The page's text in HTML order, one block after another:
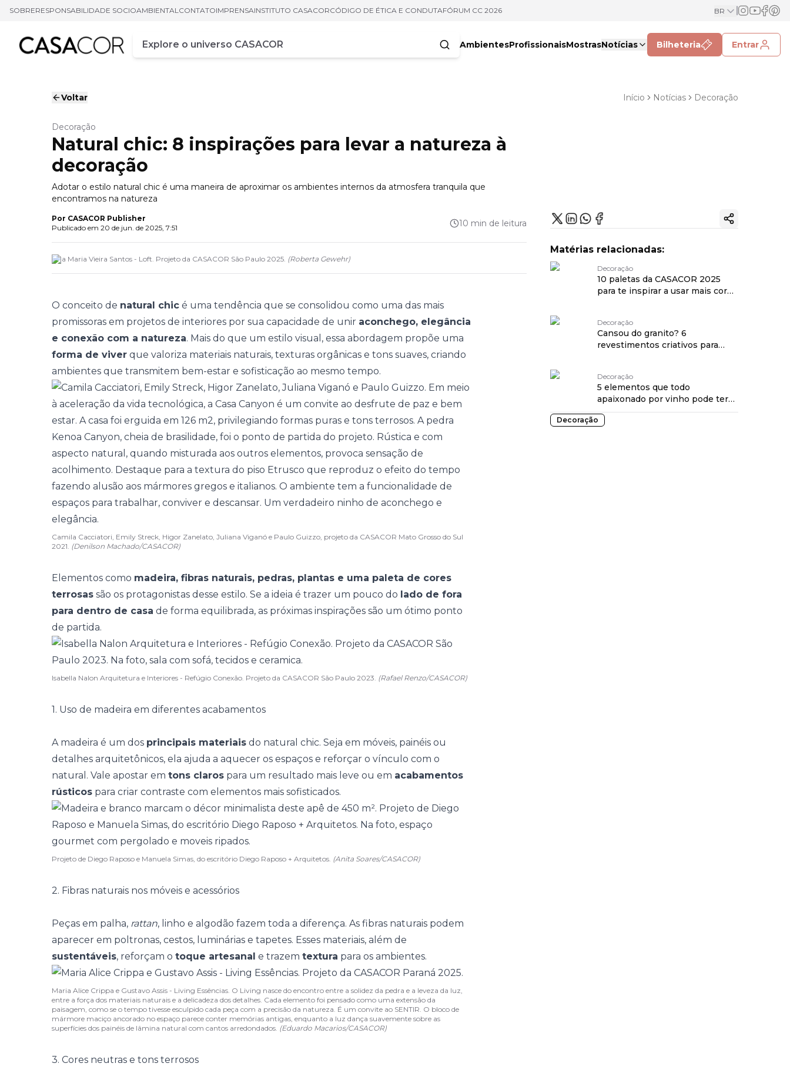
SOBRERESPONSABILIDADE SOCIOAMBIENTALCONTATOIMPRENSAINSTITUTO CASACORCÓDIGO DE ÉTICA E CONDUTAFÓRUM CC 2026 BR
Campo de busca
Digite pelo menos três caracteres
AmbientesProfissionaisMostrasNotícias Bilheteria Entrar
Voltar Início Notícias Decoração
Decoração
Natural chic: 8 inspirações para levar a natureza à
decoração
Adotar o estilo natural chic é uma maneira de aproximar os ambientes internos da atmosfera tranquila que
encontramos na natureza
Por CASACOR Publisher
Publicado em 20 de jun. de 2025, 7:51 10 min de leitura
Ana Maria Vieira Santos - Loft. Projeto da CASACOR São Paulo 2025. (Roberta Gewehr)
O conceito de natural chic é uma tendência que se consolidou como uma das mais
promissoras em projetos de interiores por sua capacidade de unir aconchego, elegância
e conexão com a natureza. Mais do que um estilo visual, essa abordagem propõe uma
forma de viver que valoriza materiais naturais, texturas orgânicas e tons suaves, criando
ambientes que transmitem bem-estar e sofisticação ao mesmo tempo.
Camila Cacciatori, Emily Streck, Higor Zanelato, Juliana Viganó e Paulo Guizzo, projeto da CASACOR Mato Grosso do Sul
2021. (Denilson Machado/CASACOR)
Elementos como madeira, fibras naturais, pedras, plantas e uma paleta de cores
terrosas são os protagonistas desse estilo. Se a ideia é trazer um pouco do lado de fora
para dentro de casa de forma equilibrada, as próximas inspirações são um ótimo ponto
de partida.
Isabella Nalon Arquitetura e Interiores - Refúgio Conexão. Projeto da CASACOR São Paulo 2023. (Rafael Renzo/CASACOR)
1. Uso de madeira em diferentes acabamentos
A madeira é um dos principais materiais do natural chic. Seja em móveis, painéis ou
detalhes arquitetônicos, ela ajuda a aquecer os espaços e reforçar o vínculo com o
natural. Vale apostar em tons claros para um resultado mais leve ou em acabamentos
rústicos para criar contraste com elementos mais sofisticados.
Projeto de Diego Raposo e Manuela Simas, do escritório Diego Raposo + Arquitetos. (Anita Soares/CASACOR)
2. Fibras naturais nos móveis e acessórios
Peças em palha, rattan, linho e algodão fazem toda a diferença. As fibras naturais podem
aparecer em poltronas, cestos, luminárias e tapetes. Esses materiais, além de
sustentáveis, reforçam o toque artesanal e trazem textura para os ambientes.
Maria Alice Crippa e Gustavo Assis - Living Essências. O Living nasce do encontro entre a solidez da pedra e a leveza da luz,
entre a força dos materiais naturais e a delicadeza dos detalhes. Cada elemento foi pensado como uma extensão da
paisagem, como se o tempo tivesse esculpido cada peça com a precisão da natureza. É um convite ao SENTIR. O bloco de
mármore maciço ancorado no espaço parece conter memórias antigas, enquanto a luz dança suavemente sobre as
superfícies dos painéis de lâmina natural com cantos arredondados. (Eduardo Macarios/CASACOR)
3. Cores neutras e tons terrosos
Copiar link
Matérias relacionadas:
Decoração
10 paletas da CASACOR 2025
para te inspirar a usar mais cores
Decoração
Cansou do granito? 6
revestimentos criativos para
Decoração
5 elementos que todo
apaixonado por vinho pode ter
na decoração
Decoração